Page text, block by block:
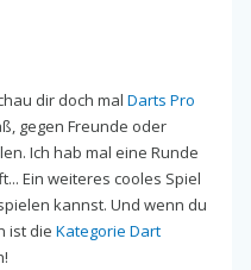
dir doch mal Darts Pro
gegen Freunde oder
Ich hab mal eine Runde
Ein weiteres cooles Spiel
kannst. Und wenn du
ist die Kategorie Dart